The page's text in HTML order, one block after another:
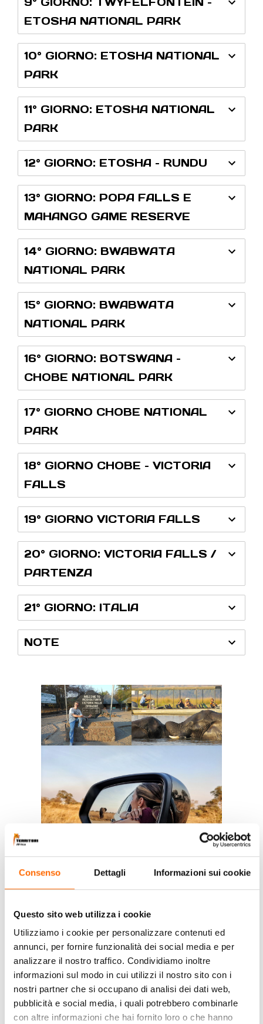
Consenso Dettagli Informazioni sui cookie
Questo sito web utilizza i cookie
Utilizziamo i cookie per personalizzare contenuti ed
annunci, per fornire funzionalità dei social media e per
analizzare il nostro traffico. Condividiamo inoltre
informazioni sul modo in cui utilizzi il nostro sito con i
nostri partner che si occupano di analisi dei dati web,
pubblicità e social media, i quali potrebbero combinarle
con altre informazioni che hai fornito loro o che hanno
ETOSHA NATIONAL PARK
10° GIORNO: ETOSHA NATIONAL
PARK
11° GIORNO: ETOSHA NATIONAL
PARK
12° GIORNO: ETOSHA – RUNDU
13° GIORNO: POPA FALLS E
MAHANGO GAME RESERVE
14° GIORNO: BWABWATA
NATIONAL PARK
15° GIORNO: BWABWATA
NATIONAL PARK
16° GIORNO: BOTSWANA –
CHOBE NATIONAL PARK
17° GIORNO CHOBE NATIONAL
PARK
18° GIORNO CHOBE – VICTORIA
FALLS
19° GIORNO VICTORIA FALLS
20° GIORNO: VICTORIA FALLS /
PARTENZA
21° GIORNO: ITALIA
NOTE
Info & preventivo